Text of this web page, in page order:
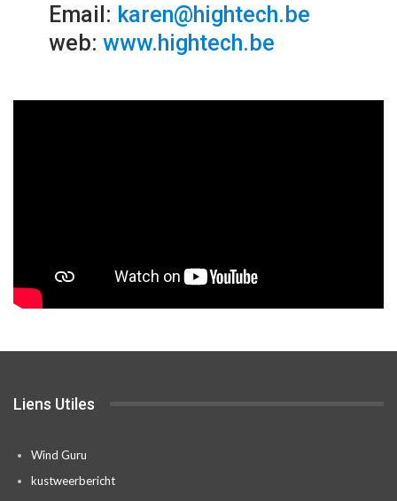
Email: karen@hightech.be
web: www.hightech.be
Liens Utiles
Wind Guru
kustweerbericht